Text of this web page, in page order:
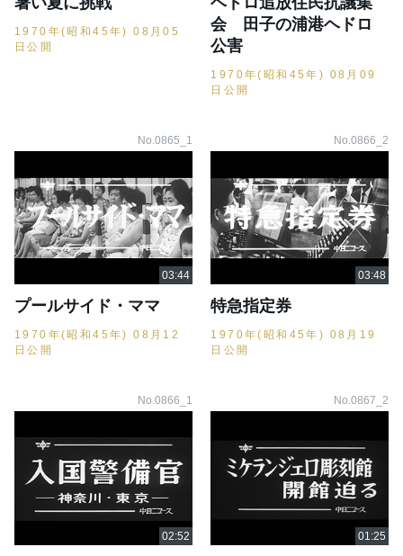
1970年(昭和45年) 08月05
日公開
会 田子の浦港ヘドロ
公害
1970年(昭和45年) 08月09
日公開
No.0865_1
プールサイド・ママ
1970年(昭和45年) 08月12
日公開
No.0866_2
特急指定券
1970年(昭和45年) 08月19
日公開
No.0866_1 No.0867_2